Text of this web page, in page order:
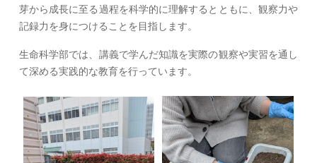
芽から成長に至る過程を科学的に理解するとともに、観察力や
記録力を身につけることを目指します。
生命科学部では、講義で学んだ知識を実際の観察や実習を通し
て深める実践的な教育を行っています。